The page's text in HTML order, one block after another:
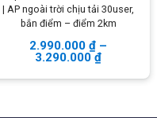
tắt reset tự động…
1 điểm phát có thể
và toàn bộ sẽ tạo lên
tiếp kiệm chi phí rất
| AP ngoài trời chịu tải 30user,
bắn điểm – điểm 2km
2.990.000₫ –
3.290.000₫